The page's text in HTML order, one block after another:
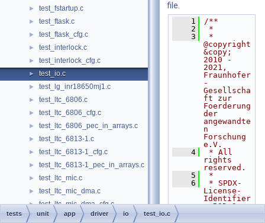
► test_fstartup.c
► test_ftask.c
► test_ftask_cfg.c
► test_interlock.c
► test_interlock_cfg.c
► test_io.c
► test_lg_inr18650mj1.c
► test_ltc_6806.c
► test_ltc_6806_cfg.c
► test_ltc_6806_pec_in_arrays.c
► test_ltc_6813-1.c
► test_ltc_6813-1_cfg.c
► test_ltc_6813-1_pec_in_arrays.c
► test_ltc_mic.c
► test_ltc_mic_dma.c
► test_ltc_mic_dma_cfg.c
► test_main.c
file.
    1
/**
    2
*
    3
*
@copyright
&copy;
2010 -
2021,
Fraunhofer
-
Gesellscha
ft zur
Foerderung
der
angewandte
n
Forschung
e.V.
    4
* All
rights
reserved.
    5
*
    6
* SPDX-
License-
Identifier
: BSD-3-
tests unit app driver io test_io.c